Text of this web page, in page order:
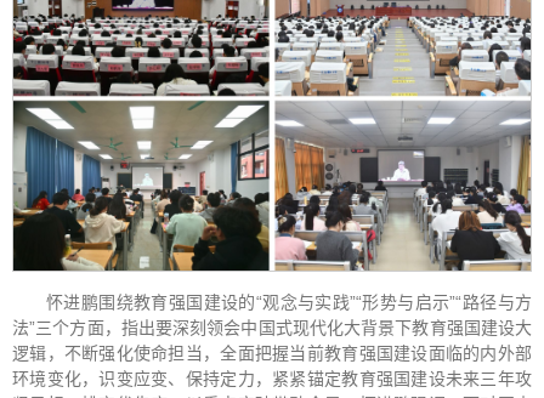
怀进鹏围绕教育强国建设的“观念与实践”“形势与启示”“路径与方
法”三个方面，指出要深刻领会中国式现代化大背景下教育强国建设大
逻辑，不断强化使命担当，全面把握当前教育强国建设面临的内外部
环境变化，识变应变、保持定力，紧紧锚定教育强国建设未来三年攻